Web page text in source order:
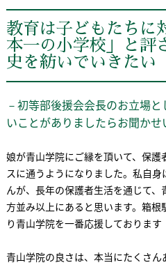
教育は子どもたちに
本一の小学校」と評
史を紡いでいきたい
－初等部後援会会長のお立場
いことがありましたらお聞かせ
娘が青山学院にご縁を頂いて、保
スに通うようになりました。私自
んが、長年の保護者生活を通じて
方並み以上にあると思います。箱
り青山学院を一番応援しております
青山学院の良さは、本当にたくさ